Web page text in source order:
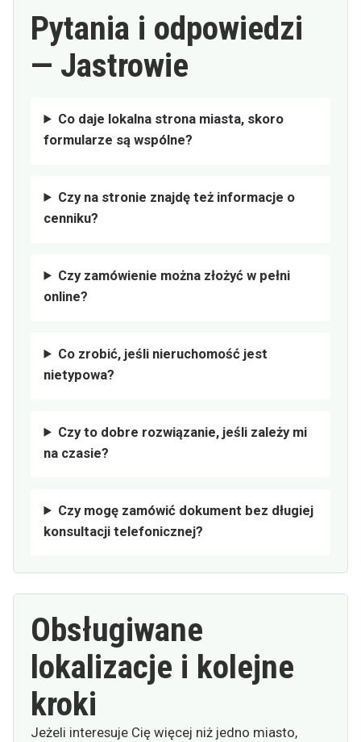
Pytania i odpowiedzi
— Jastrowie
Co daje lokalna strona miasta, skoro
formularze są wspólne?
Czy na stronie znajdę też informacje o
cenniku?
Czy zamówienie można złożyć w pełni
online?
Co zrobić, jeśli nieruchomość jest
nietypowa?
Czy to dobre rozwiązanie, jeśli zależy mi
na czasie?
Czy mogę zamówić dokument bez długiej
konsultacji telefonicznej?
Obsługiwane
lokalizacje i kolejne
kroki
Jeżeli interesuje Cię więcej niż jedno miasto,